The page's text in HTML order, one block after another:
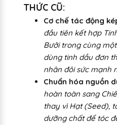
THỨC CŨ:
Cơ chế tác động
đầu tiên kết hợp
Bưởi trong cùng
dùng tinh dầu đơn
nhân đôi sức mạnh
Chuẩn hóa nguồn
hoàn toàn sang
thay vì Hạt (Seed),
dưỡng chất để tóc